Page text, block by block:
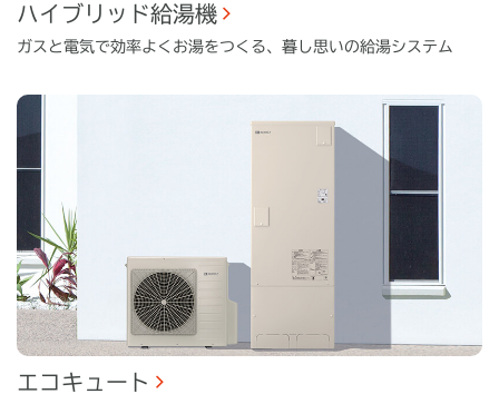
ハイブリッド給湯機
ガスと電気で効率よくお湯をつくる、暮し思いの給湯システム
エコキュート